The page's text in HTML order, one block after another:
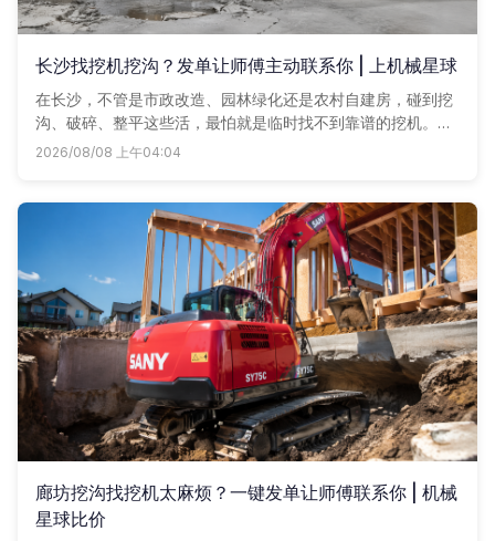
长沙找挖机挖沟？发单让师傅主动联系你 | 上机械星球
在长沙，不管是市政改造、园林绿化还是农村自建房，碰到挖
沟、破碎、整平这些活，最怕就是临时找不到靠谱的挖机。路
边等车不是没人接就是价格虚高。其实找挖机没那么麻烦，最
实在，一目了然。
2026/08/08 上午04:04
廊坊挖沟找挖机太麻烦？一键发单让师傅联系你 | 机械
星球比价